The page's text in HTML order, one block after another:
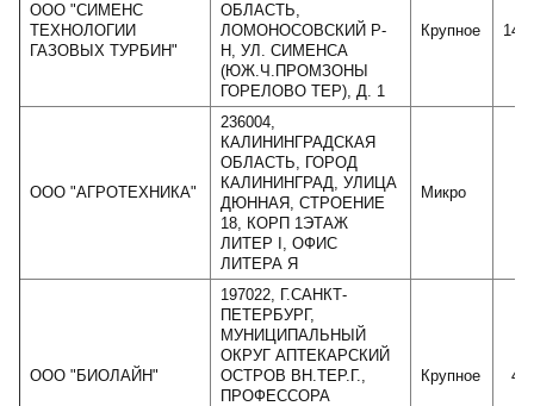
ООО "СИМЕНС
ТЕХНОЛОГИИ
ГАЗОВЫХ ТУРБИН"
ОБЛАСТЬ,
ЛОМОНОСОВСКИЙ Р-
Н, УЛ. СИМЕНСА
(ЮЖ.Ч.ПРОМЗОНЫ
ГОРЕЛОВО ТЕР), Д. 1
Крупное
ООО "АГРОТЕХНИКА"
236004,
КАЛИНИНГРАДСКАЯ
ОБЛАСТЬ, ГОРОД
КАЛИНИНГРАД, УЛИЦА
ДЮННАЯ, СТРОЕНИЕ
18, КОРП 1ЭТАЖ
ЛИТЕР I, ОФИС
ЛИТЕРА Я
Микро
ООО "БИОЛАЙН"
197022, Г.САНКТ-
ПЕТЕРБУРГ,
МУНИЦИПАЛЬНЫЙ
ОКРУГ АПТЕКАРСКИЙ
ОСТРОВ ВН.ТЕР.Г.,
ПРОФЕССОРА
Крупное